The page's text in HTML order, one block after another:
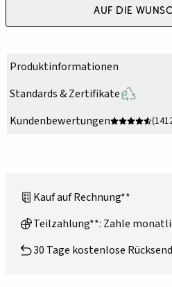
Auf die
Produktinformationen
Standards & Zertifikate
Kundenbewertungen
Kauf auf Rechnung**
Teilzahlung**: Zahle
30 Tage kostenlose